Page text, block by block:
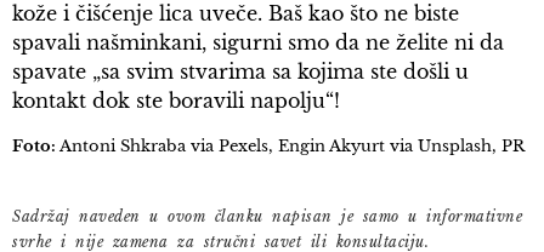
kože i čišćenje lica uveče. Baš kao što ne biste
spavali našminkani, sigurni smo da ne želite ni da
spavate „sa svim stvarima sa kojima ste došli u
kontakt dok ste boravili napolju“!
Foto: Antoni Shkraba via Pexels, Engin Akyurt via Unsplash, PR
Sadržaj naveden u ovom članku napisan je samo u informativne
svrhe i nije zamena za stručni savet ili konsultaciju.